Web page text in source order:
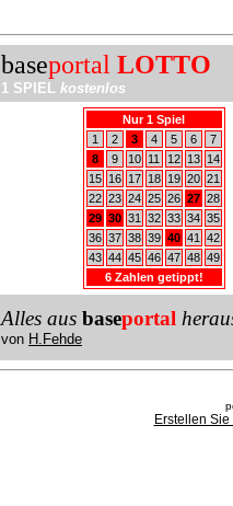
baseportal LOTTO
1 SPIEL kostenlos
Nur 1 Spiel
1
2 3 4 5 6
7
8
9 10 11 12 13
14
15
16 17 18 19 20 21
22 23 24 25 26 27 28
29 30 31 32 33 34 35
36 37 38 39 40 41
42
43 44 45 46 47 48 49
6 Zahlen getippt!
Alles aus baseportal
von H.Fehde
Erstellen